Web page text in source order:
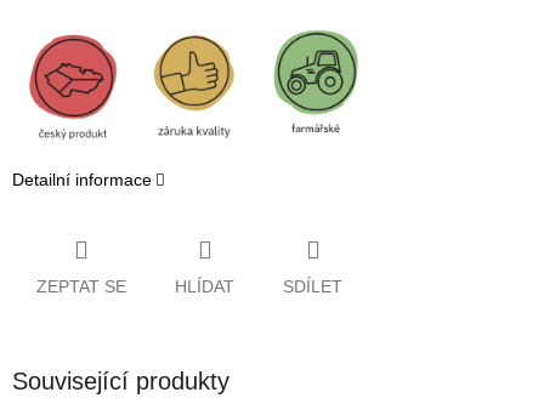
Detailní informace
ZEPTAT SE HLÍDAT SDÍLET
Související produkty